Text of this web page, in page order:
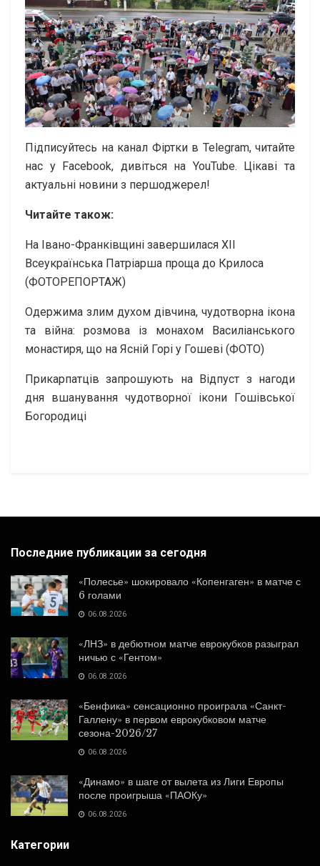
Підписуйтесь на канал Фіртки в Telegram, читайте
нас у Facebook, дивіться на YouTubе. Цікаві та
актуальні новини з першоджерел!
Читайте також:
На Івано-Франківщині завершилася XII
Всеукраїнська Патріарша проща до Крилоса
(ФОТОРЕПОРТАЖ)
Одержима злим духом дівчина, чудотворна ікона
та війна: розмова із монахом Василіанського
монастиря, що на Ясній Горі у Гошеві (ФОТО)
Прикарпатців запрошують на Відпуст з нагоди
дня вшанування чудотворної ікони Гошівської
Богородиці
Последние публикации за сегодня
«Полесье» шокировало «Копенгаген» в матче с
6 голами
06.08.2026
«ЛНЗ» в дебютном матче еврокубков разыграл
ничью с «Гентом»
06.08.2026
«Бенфика» сенсационно проиграла «Санкт-
Галлену» в первом еврокубковом матче
сезона-2026/27
06.08.2026
«Динамо» в шаге от вылета из Лиги Европы
после проигрыша «ПАОКу»
06.08.2026
Категории